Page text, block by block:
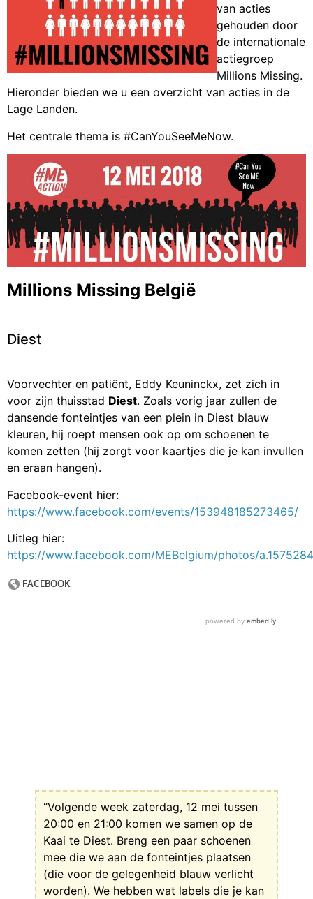
van acties
gehouden door
de internationale
actiegroep
Millions Missing.
Hieronder bieden we u een overzicht van acties in de
Lage Landen.
Het centrale thema is #CanYouSeeMeNow.
Millions Missing België
Diest
Voorvechter en patiënt, Eddy Keuninckx, zet zich in
voor zijn thuisstad Diest. Zoals vorig jaar zullen de
dansende fonteintjes van een plein in Diest blauw
kleuren, hij roept mensen ook op om schoenen te
komen zetten (hij zorgt voor kaartjes die je kan invullen
en eraan hangen).
Facebook-event hier:
https://www.facebook.com/events/153948185273465/
Uitleg hier:
https://www.facebook.com/MEBelgium/photos/
“Volgende week zaterdag, 12 mei tussen
20:00 en 21:00 komen we samen op de
Kaai te Diest. Breng een paar schoenen
mee die we aan de fonteintjes plaatsen
(die voor de gelegenheid blauw verlicht
worden). We hebben wat labels die je kan